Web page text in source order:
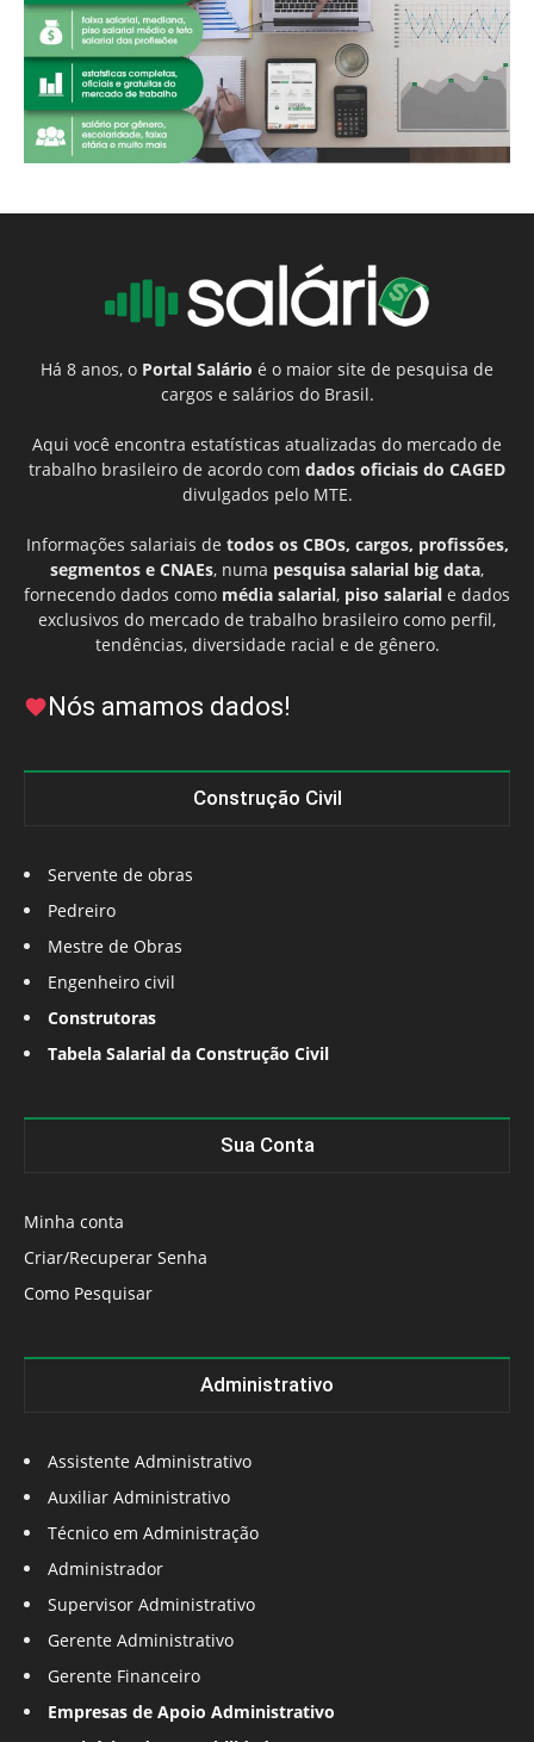
Há 8 anos, o Portal Salário é o maior site de pesquisa de
cargos e salários do Brasil.
Aqui você encontra estatísticas atualizadas do mercado de
trabalho brasileiro de acordo com dados oficiais do CAGED
divulgados pelo MTE.
Informações salariais de todos os CBOs, cargos, profissões,
segmentos e CNAEs, numa pesquisa salarial big data,
fornecendo dados como média salarial, piso salarial e dados
exclusivos do mercado de trabalho brasileiro como perfil,
tendências, diversidade racial e de gênero.
Nós amamos dados!
Construção Civil
Servente de obras
Pedreiro
Mestre de Obras
Engenheiro civil
Construtoras
Tabela Salarial da Construção Civil
Sua Conta
Minha conta
Criar/Recuperar Senha
Como Pesquisar
Administrativo
Assistente Administrativo
Auxiliar Administrativo
Técnico em Administração
Administrador
Supervisor Administrativo
Gerente Administrativo
Gerente Financeiro
Empresas de Apoio Administrativo